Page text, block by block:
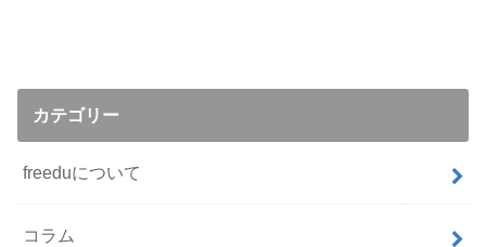
カテゴリー
freeduについて
コラム